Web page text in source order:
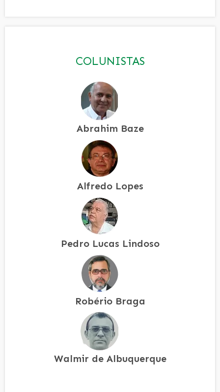
COLUNISTAS
Abrahim Baze
Alfredo Lopes
Pedro Lucas Lindoso
Robério Braga
Walmir de Albuquerque